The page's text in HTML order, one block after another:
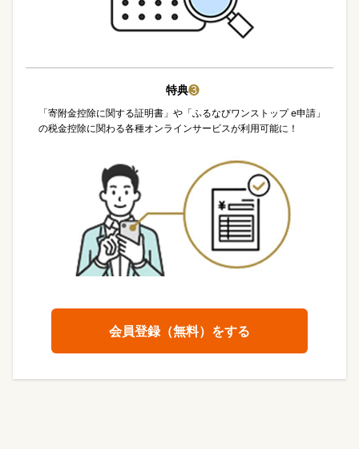
特典❸
「寄附金控除に関する証明書」や「ふるなびワンストップ e申請」
の税金控除に関わる各種オンラインサービスが利用可能に！
会員登録（無料）をする